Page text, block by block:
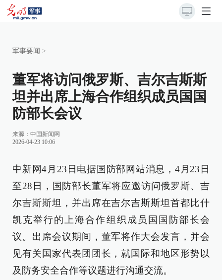
军事要闻 >
董军将访问俄罗斯、吉尔吉斯斯
坦并出席上海合作组织成员国国
防部长会议
来源： 中国新闻网
2026-04-23 10:06
中新网4月23日电据国防部网站消息，4月23日
至28日，国防部长董军将应邀访问俄罗斯、吉
尔吉斯斯坦，并出席在吉尔吉斯斯坦首都比什
凯克举行的上海合作组织成员国国防部长会
议。出席会议期间，董军将作大会发言，并会
见有关国家代表团团长，就国际和地区形势以
及防务安全合作等议题进行沟通交流。